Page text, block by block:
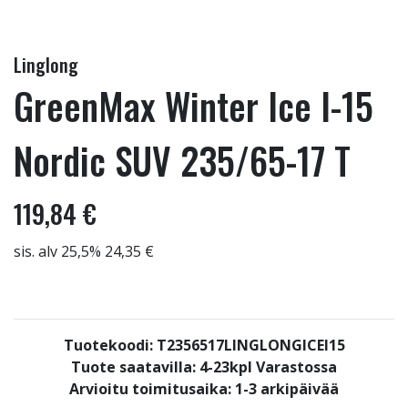
Linglong
GreenMax Winter Ice I-15
Nordic SUV 235/65-17 T
119,84 €
sis. alv 25,5% 24,35 €
Tuotekoodi: T2356517LINGLONGICEI15
Tuote saatavilla: 4-23kpl Varastossa
Arvioitu toimitusaika: 1-3 arkipäivää